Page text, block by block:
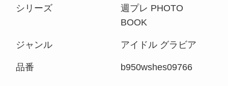
シリーズ
週プレ PHOTO
BOOK
ジャンル アイドル グラビア
品番 b950wshes09766